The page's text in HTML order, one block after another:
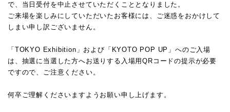
で、当日受付を中止させていただくこととなりました。
ご来場を楽しみにしていただいたお客様には、ご迷惑をおかけして
しまい申し訳ございません。
「TOKYO Exhibition」および「KYOTO POP UP」へのご入場
は、抽選に当選した方へお送りする入場用QRコードの提示が必要
ですので、ご注意ください。
何卒ご理解くださいますようお願い申し上げます。